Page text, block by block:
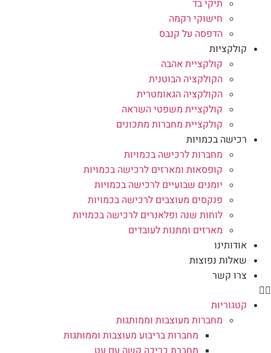
תיקי בד
חישוקי רקמה
הדפסה על קנבס
קולקציות
קולקציית אהבה
הקולקציה הבוטנית
הקולקציה הגאומטרית
קולקציית משפטי השראה
קולקציית מחברות מתכונים
רכישה בכמויות
מחברות לרכישה בכמויות
קופסאות ומארזים לרכישה בכמויות
יומנים שבועיים לרכישה בכמויות
פנקסים מעוצבים לרכישה בכמויות
לוחות שנה ופלאנרים לרכישה בכמויות
מארזים ומתנות לעובדים
אודותינו
שאלות נפוצות
צרו קשר
קטגוריות
מחברות מעוצבות וממותגות
מחברות בריבוע מעוצבות וממותגות